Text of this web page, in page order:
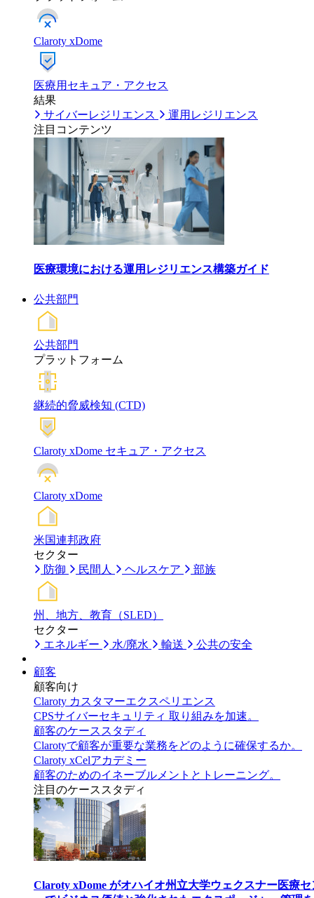
Claroty xDome
医療用セキュア・アクセス
結果
サイバーレジリエンス
運用レジリエンス
注目コンテンツ
医療環境における運用レジリエンス構築ガイド
公共部門
公共部門
プラットフォーム
継続的脅威検知 (CTD)
Claroty xDome セキュア・アクセス
Claroty xDome
米国連邦政府
セクター
防御
民間人 ヘルスケア 部族
州、地方、教育（SLED）
セクター
エネルギー
水/廃水 輸送 公共の安全
顧客
顧客向け
Claroty カスタマーエクスペリエンス
CPSサイバーセキュリティ 取り組みを加速。
顧客のケーススタディ
Clarotyで顧客が重要な業務をどのように確保するか。
Claroty xCelアカデミー
顧客のためのイネーブルメントとトレーニング。
注目のケーススタディ
Claroty xDome がオハイオ州立大学ウェクスナー医療セ